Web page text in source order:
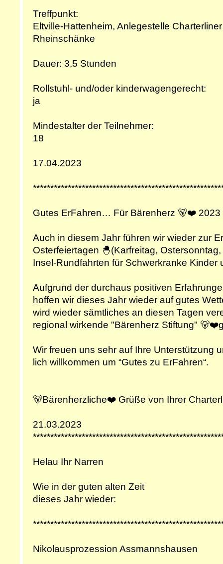
Treffpunkt:
Eltville-Hattenheim, Anlegestelle
Rheinschänke
Dauer: 3,5 Stunden
Rollstuhl- und/oder kinderwagengerecht:
ja
Mindestalter der Teilnehmer:
18
17.04.2023
Gutes ErFahren… Für Bärenherz 🐻❤️ 2023
Auch in diesem Jahr führen wir wieder zur
Osterfeiertagen 🐣(Karfreitag,
Insel-Rundfahrten für Schwerkranke Kinder
Aufgrund der durchaus positiven
hoffen wir dieses Jahr wieder auf gutes
wird wieder sämtliches an diesen Tagen
regional wirkende "Bärenherz Stiftung"
Wir freuen uns sehr auf Ihre Unterstützung
lich willkommen um “Gutes zu ErFahren“.
🐻Bärenherzliche❤️ Grüße von Ihrer
21.03.2023
Helau Ihr Narren
Wie in der guten alten Zeit
dieses Jahr wieder:
Nikolausprozession Assmannshausen